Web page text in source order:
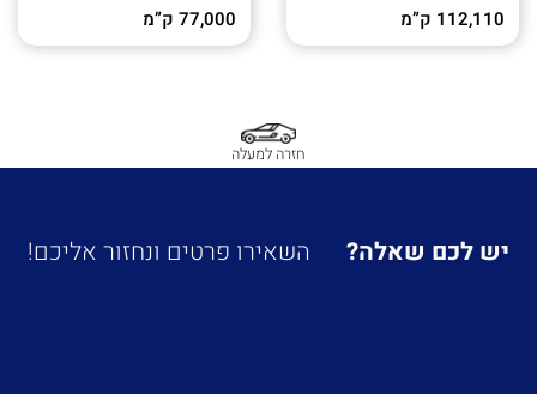
112,110 ק”מ 77,000 ק”מ
חזרה למעלה
יש לכם שאלה? השאירו פרטים ונחזור אליכם!